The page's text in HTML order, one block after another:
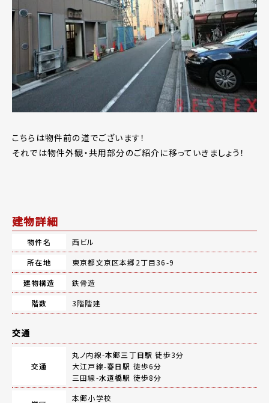
こちらは物件前の道でございます！
それでは物件外観・共用部分のご紹介に移っていきましょう！
建物詳細
物件名
西ビル
所在地
東京都文京区本郷2丁目36-9
建物構造
鉄骨造
階数
3階階建
交通
交通
丸ノ内線-本郷三丁目駅 徒歩3分
大江戸線-春日駅 徒歩6分
三田線-水道橋駅 徒歩8分
本郷小学校